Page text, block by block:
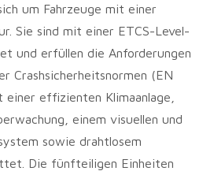
um Fahrzeuge mit einer
Sie sind mit einer ETCS-Level-
und erfüllen die Anforderungen
Crashsicherheitsnormen (EN
einer effizienten Klimaanlage,
einem visuellen und
sowie drahtlosem
Die fünfteiligen Einheiten